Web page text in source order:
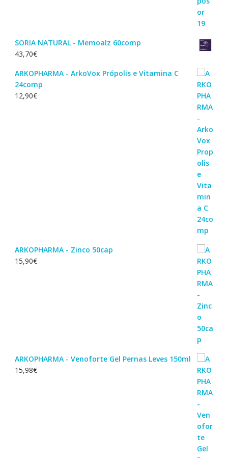
SORIA NATURAL - Memoalz 60comp
43,70€
ARKOPHARMA - ArkoVox Própolis e Vitamina C
24comp
12,90€
ARKOPHARMA - Zinco 50cap
15,90€
ARKOPHARMA - Venoforte Gel Pernas Leves 150ml
15,98€